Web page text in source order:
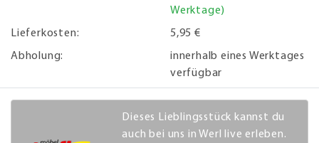
Werktage)
Lieferkosten:
5,95 €
Abholung:
innerhalb eines Werktages
verfügbar
Dieses Lieblingsstück kannst du
auch bei uns in Werl live erleben.